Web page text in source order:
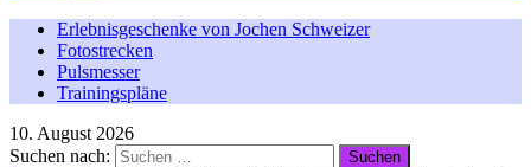
Erlebnisgeschenke von Jochen Schweizer
Fotostrecken
Pulsmesser
Trainingspläne
10. August 2026
Suchen nach: